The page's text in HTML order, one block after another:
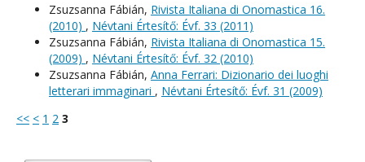
Zsuzsanna Fábián, Rivista Italiana di Onomastica 16.
(2010) , Névtani Értesítő: Évf. 33 (2011)
Zsuzsanna Fábián, Rivista Italiana di Onomastica 15.
(2009) , Névtani Értesítő: Évf. 32 (2010)
Zsuzsanna Fábián, Anna Ferrari: Dizionario dei luoghi
letterari immaginari , Névtani Értesítő: Évf. 31 (2009)
<< < 1 2 3